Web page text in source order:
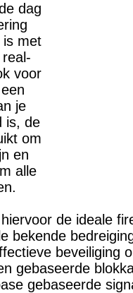
dag
is met
voor
je
is, de
om
en
alle
de ideale
bekende
beveiliging
gebaseerde
gebaseerde